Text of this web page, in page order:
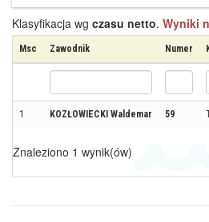
Klasyfikacja wg czasu netto. Wyniki
Msc Zawodnik Numer
1 KOZŁOWIECKI Waldemar 59
Znaleziono 1 wynik(ów)